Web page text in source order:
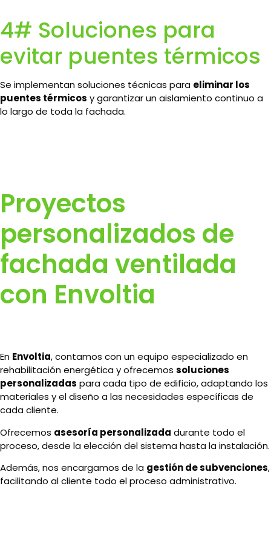
4# Soluciones para
evitar puentes térmicos
Se implementan soluciones técnicas para eliminar los
puentes térmicos y garantizar un aislamiento continuo a
lo largo de toda la fachada.
Proyectos
personalizados de
fachada ventilada
con Envoltia
En Envoltia, contamos con un equipo especializado en
rehabilitación energética y ofrecemos soluciones
personalizadas para cada tipo de edificio, adaptando los
materiales y el diseño a las necesidades específicas de
cada cliente.
Ofrecemos asesoría personalizada durante todo el
proceso, desde la elección del sistema hasta la instalación.
Además, nos encargamos de la gestión de subvenciones,
facilitando al cliente todo el proceso administrativo.